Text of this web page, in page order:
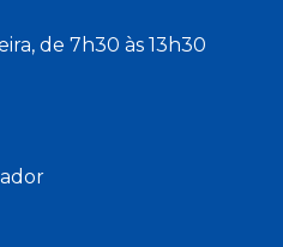
de 7h30 às 13h30